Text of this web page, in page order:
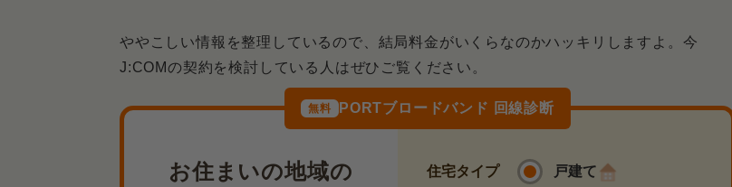
ややこしい情報を整理しているので、結局料金がいくらなのかハッキリしますよ。今
J:COMの契約を検討している人はぜひご覧ください。
無料 PORTブロードバンド 回線診断
お住まいの地域の 住宅タイプ 戸建て